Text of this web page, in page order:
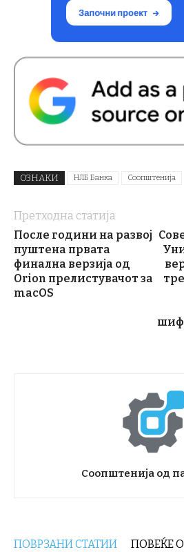
ОЗНАКИ НЛБ Банка Соопштенија
Претходна статија
После години на развој
пуштена првата
финална верзија од
Orion прелистувачот за
macOS
Соопштенија од
ПОВРЗАНИ СТАТИИ ПОВЕЌЕ